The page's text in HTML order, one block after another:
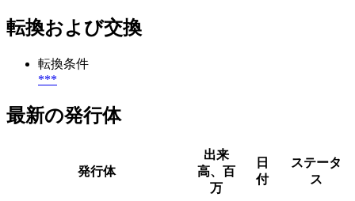
転換および交換
転換条件
***
最新の発行体
発行体
出来
高、百
万
日
付
ステータ
ス